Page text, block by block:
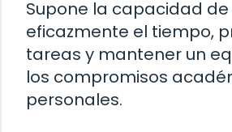
Supone la capacidad
eficazmente el tiempo,
tareas y mantener un
los compromisos
personales.